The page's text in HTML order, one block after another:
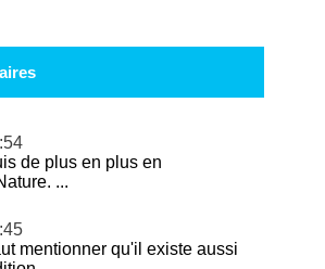
de plus en plus en
...
mentionner qu'il existe aussi